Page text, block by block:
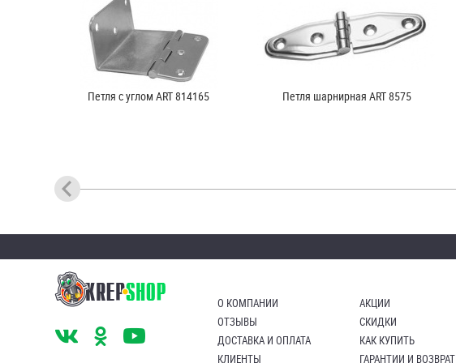
Петля с углом ART 814165 Петля шарнирная ART 8575
О КОМПАНИИ
ОТЗЫВЫ
ДОСТАВКА И ОПЛАТА
КЛИЕНТЫ
АКЦИИ
СКИДКИ
КАК КУПИТЬ
ГАРАНТИИ И ВОЗВРАТ